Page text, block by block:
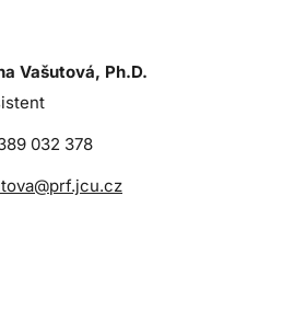
Vašutová, Ph.D.
032 378